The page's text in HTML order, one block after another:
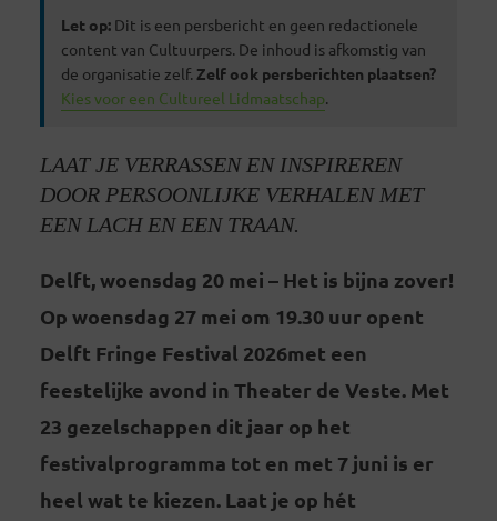
Let op:Dit is een persbericht en geen redactionele
content van Cultuurpers. De inhoud is afkomstig van
de organisatie zelf. Zelf ook persberichten plaatsen?
Kies voor een Cultureel Lidmaatschap.
LAAT JE VERRASSEN EN INSPIREREN
DOOR PERSOONLIJKE VERHALEN MET
EEN LACH EN EEN TRAAN.
Delft, woensdag 20 mei – Het is bijna zover!
Op woensdag 27 mei om 19.30 uur opent
Delft Fringe Festival 2026met een
feestelijke avond in Theater de Veste. Met
23 gezelschappen dit jaar op het
festivalprogramma tot en met 7 juni is er
heel wat te kiezen. Laat je op hét